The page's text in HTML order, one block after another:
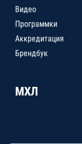
Видео
Программки
Аккредитация
Брендбук
МХЛ